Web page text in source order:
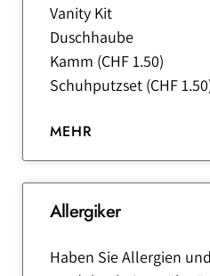
Vanity Kit
Duschhaube
Kamm (CHF 1.50)
Schuhputzset (CHF
MEHR
Allergiker
Haben Sie Allergien